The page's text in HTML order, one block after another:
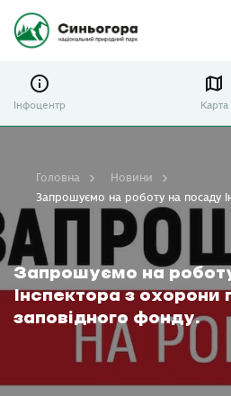
Інфоцентр Карта
Запрошуємо на
Інспектора з охорони
заповідного фонду.
Головна
Новини
Запрошуємо на роботу на посаду